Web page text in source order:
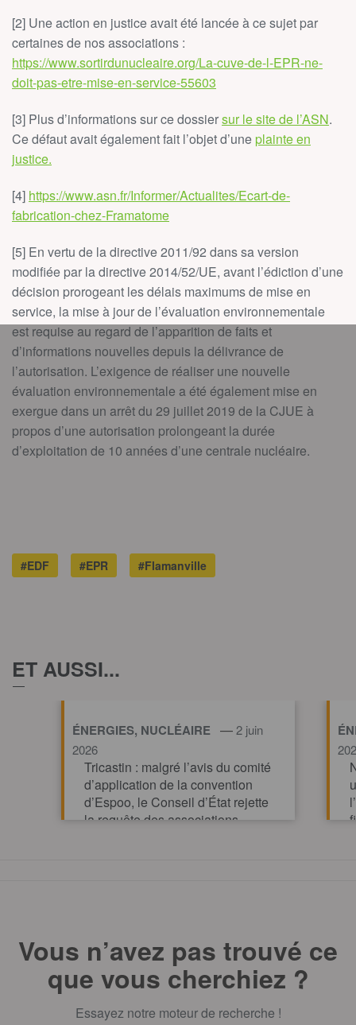
[2] Une action en justice avait été lancée à ce sujet par
certaines de nos associations :
https://www.sortirdunucleaire.org/La-cuve-de-l-EPR-ne-
doit-pas-etre-mise-en-service-55603
[3] Plus d’informations sur ce dossiersur le site de l’ASN.
Ce défaut avait également fait l’objet d’uneplainte en
justice.
[4] https://www.asn.fr/Informer/Actualites/Ecart-de-
fabrication-chez-Framatome
[5] En vertu de la directive 2011/92 dans sa version
modifiée par la directive 2014/52/UE, avant l’édiction d’une
décision prorogeant les délais maximums de mise en
service, la mise à jour de l’évaluation environnementale
est requise au regard de l’apparition de faits et
d’informations nouvelles depuis la délivrance de
l’autorisation. L’exigence de réaliser une nouvelle
évaluation environnementale a été également mise en
exergue dans un arrêt du 29 juillet 2019 de la CJUE à
propos d’une autorisation prolongeant la durée
d’exploitation de 10 années d’une centrale nucléaire.
#EDF #EPR #Flamanville
ET AUSSI...
ÉNERGIES, NUCLÉAIRE —2 juin
2026
Tricastin : malgré l’avis du comité
d’application de la convention
d’Espoo, le Conseil d’État rejette
la requête des associations
Vous n’avez pas trouvé ce
que vous cherchiez ?
Essayez notre moteur de recherche !